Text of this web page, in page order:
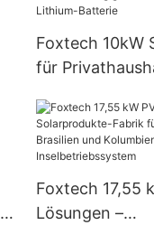
Foxtech 10kW
für
Solarenergie
netzunabhängig
Wechselrichter
Lithium-Batterie
Foxtech 17,55
Lösungen –